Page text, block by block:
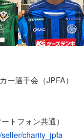
ー選手会（JPFA）
トフォン共通）
charity_jpfa